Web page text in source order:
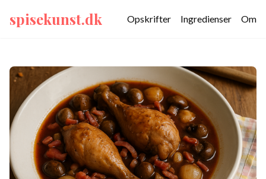
spisekunst.dk Opskrifter Ingredienser Om